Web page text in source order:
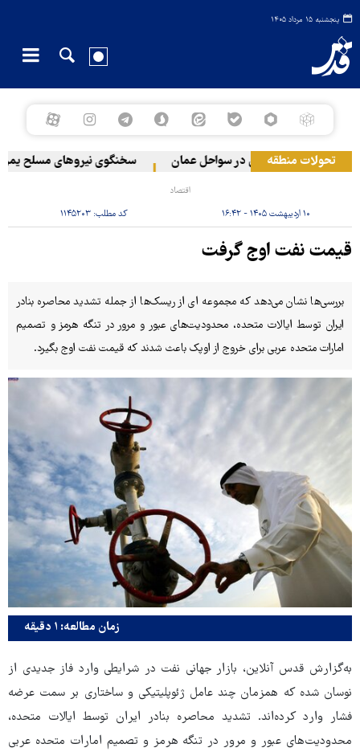
پنجشنبه ۱۵ مرداد ۱۴۰۵
تحولات منطقه
وقوع حادثه دریایی در سواحل عمان سخنگوی نیروهای مسلح یمن:
اقتصاد
۱۰ اردیبهشت ۱۴۰۵ - ۱۶:۴۲ کد مطلب: ۱۱۴۵۲۰۳
قیمت نفت اوج گرفت
بررسی‌ها نشان می‌دهد که مجموعه ای از ریسک‌ها از جمله تشدید محاصره بنادر
ایران توسط ایالات متحده، محدودیت‌های عبور و مرور در تنگه هرمز و تصمیم
امارات متحده عربی برای خروج از اوپک باعث شدند که قیمت نفت اوج بگیرد.
زمان مطالعه: ۱ دقیقه
به‌گزارش قدس آنلاین، بازار جهانی نفت در شرایطی وارد فاز جدیدی از
نوسان شده که همزمان چند عامل ژئوپلیتیکی و ساختاری بر سمت عرضه
فشار وارد کرده‌اند. تشدید محاصره بنادر ایران توسط ایالات متحده،
محدودیت‌های عبور و مرور در تنگه هرمز و تصمیم امارات متحده عربی